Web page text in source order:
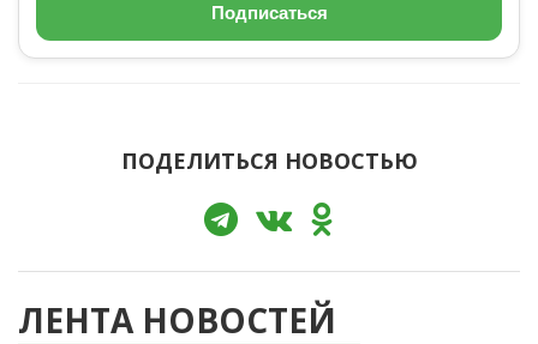
Подписаться
ПОДЕЛИТЬСЯ НОВОСТЬЮ
ЛЕНТА НОВОСТЕЙ